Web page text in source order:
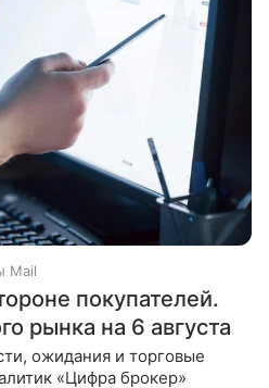
Mail
покупателей.
рынка на 6 августа
ожидания и торговые
«Цифра брокер»